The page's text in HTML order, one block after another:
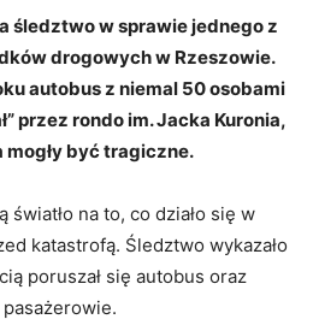
śledztwo w sprawie jednego z
drogowych w Rzeszowie.
autobus z niemal 50 osobami
przez rondo im. Jacka Kuronia,
być tragiczne.
na to, co działo się w
katastrofą. Śledztwo wykazało
poruszał się autobus oraz